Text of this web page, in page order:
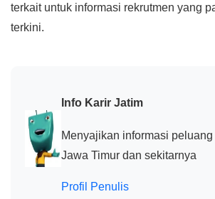
terkait untuk informasi rekrutmen yang
terkini.
Info Karir Jatim
Menyajikan informasi
Jawa Timur dan sekitarnya
Profil Penulis